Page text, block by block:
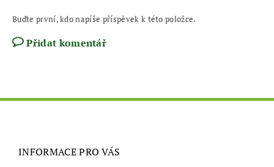
Buďte první, kdo napíše příspěvek k této položce.
Přidat komentář
INFORMACE PRO VÁS